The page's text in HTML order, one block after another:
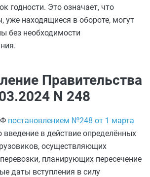
годности. Это означает, что
уже находящиеся в обороте, могут
без необходимости
Правительства
N 248
постановлением №248 от 1 марта
введение в действие определённых
осуществляющих
планирующих пересечение
даты вступления в силу